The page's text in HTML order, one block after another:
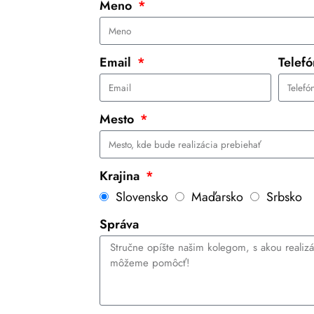
Meno
Email
Mesto
Krajina
Slovensko
Maďarsko
Srbsko
Správa